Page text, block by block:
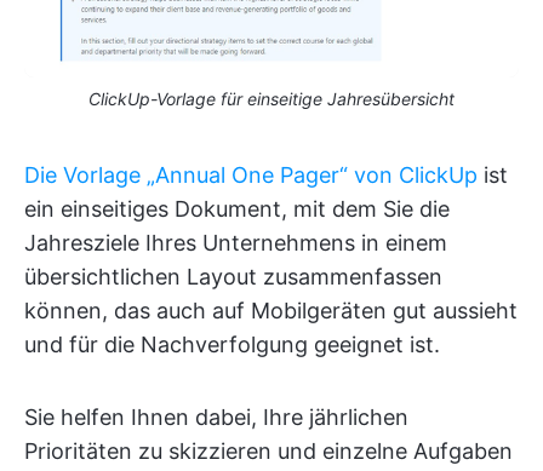
ClickUp-Vorlage für einseitige Jahresübersicht
Die Vorlage „Annual One Pager“ von ClickUp ist
ein einseitiges Dokument, mit dem Sie die
Jahresziele Ihres Unternehmens in einem
übersichtlichen Layout zusammenfassen
können, das auch auf Mobilgeräten gut aussieht
und für die Nachverfolgung geeignet ist.
Sie helfen Ihnen dabei, Ihre jährlichen
Prioritäten zu skizzieren und einzelne Aufgaben